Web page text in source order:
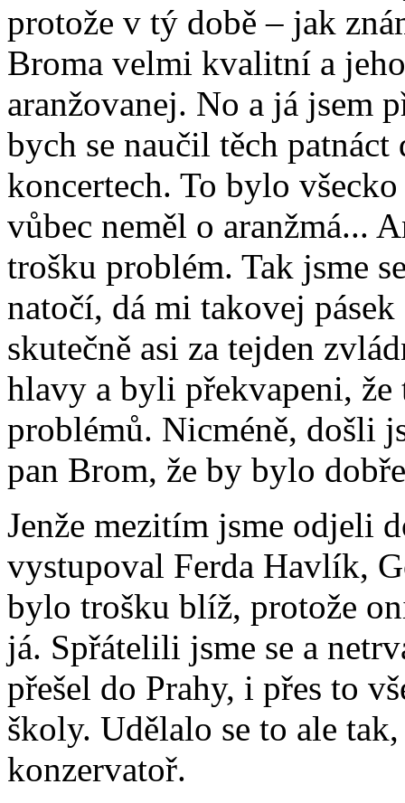
protože v tý době – jak
Broma velmi kvalitní a
aranžovanej. No a já jsem
bych se naučil těch
koncertech. To bylo
vůbec neměl o aranžmá...
trošku problém. Tak jsme
natočí, dá mi takovej
skutečně asi za tejden
hlavy a byli překvapeni,
problémů. Nicméně, došli
pan Brom, že by bylo
Jenže mezitím jsme odjeli
vystupoval Ferda Havlík,
bylo trošku blíž, protože
já. Spřátelili jsme se a
přešel do Prahy, i přes to
školy. Udělalo se to ale
konzervatoř.